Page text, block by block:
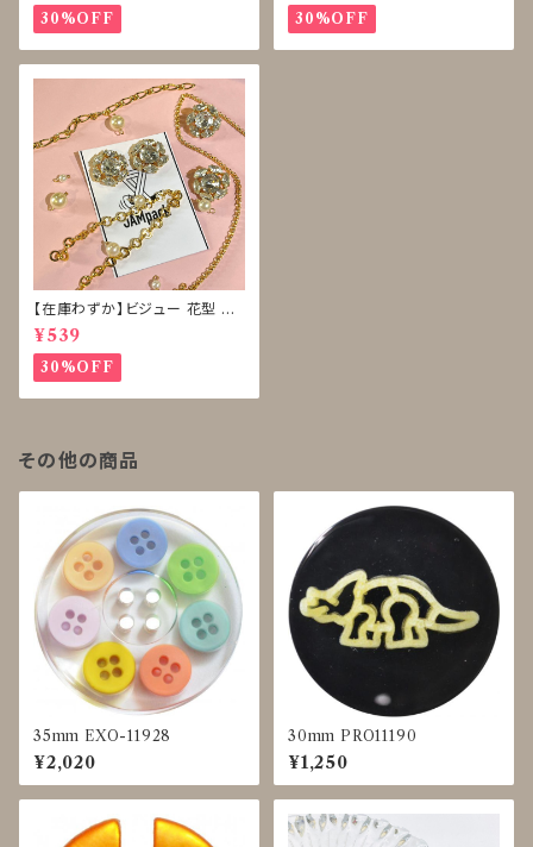
30%OFF 30%OFF
【在庫わずか】ビジュー 花型 ボ
タン 再販なし
¥539
30%OFF
その他の商品
35mm EXO-11928
¥2,020
30mm PRO11190
¥1,250